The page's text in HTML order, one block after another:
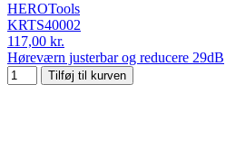
HEROTools
KRTS40002
117,00 kr.
Høreværn justerbar og reducere 29dB
Tilføj til kurven